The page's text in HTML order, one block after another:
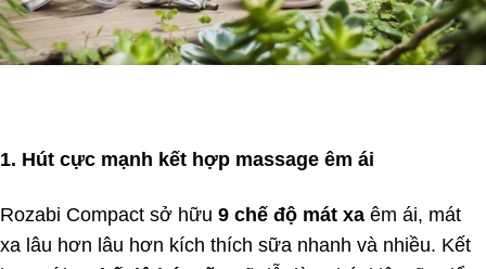
1. Hút cực mạnh kết hợp massage êm ái
Rozabi Compact sở hữu 9 chế độ mát xa êm ái, mát
xa lâu hơn lâu hơn kích thích sữa nhanh và nhiều. Kết